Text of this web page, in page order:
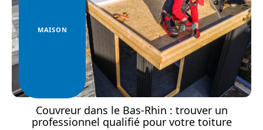
MAISON
Couvreur dans le Bas-Rhin : trouver un
professionnel qualifié pour votre toiture